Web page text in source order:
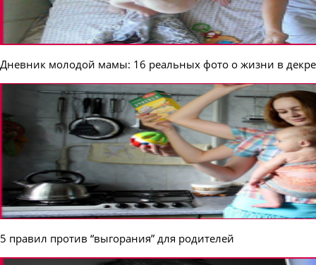
Дневник молодой мамы: 16 реальных фото о жизни в
5 правил против “выгорания” для родителей